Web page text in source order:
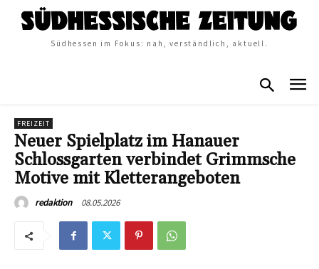
Südhessen im Fokus: nah, verständlich, aktuell.
FREIZEIT
Neuer Spielplatz im Hanauer
Schlossgarten verbindet Grimmsche
Motive mit Kletterangeboten
redaktion 08.05.2026